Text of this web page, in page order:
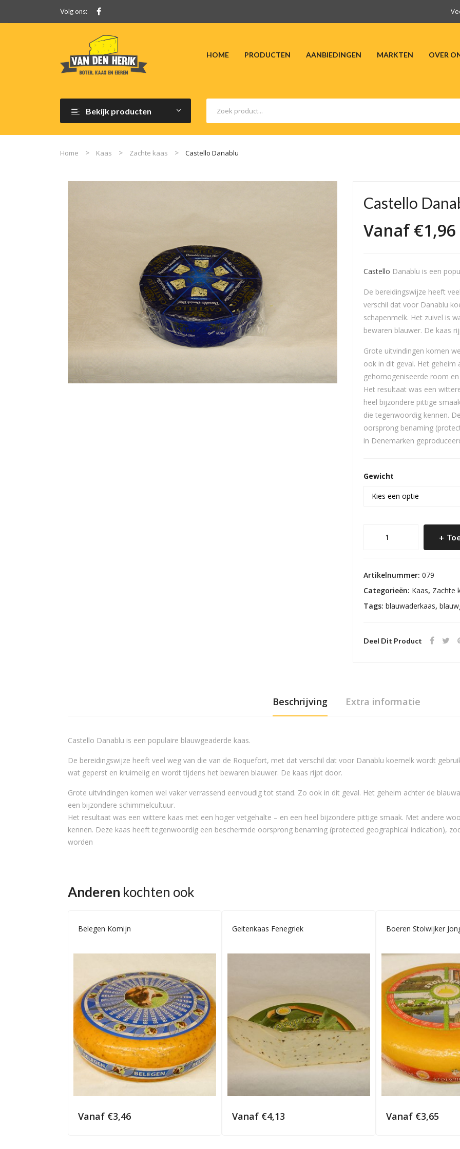
Volg ons:
HOME PRODUCTEN AANBIEDINGEN MARKTEN OVER
Bekijk producten
Home Kaas Zachte kaas Castello Danablu
Castello
Vanaf€1,96
Castello Danablu is een
De bereidingswijze heeft
verschil dat voor Danablu
schapenmelk. Het zuivel is
bewaren blauwer. De kaas
Grote uitvindingen komen
ook in dit geval. Het geheim
gehomogeniseerde room
Het resultaat was een
heel bijzondere pittige
die tegenwoordig kennen.
oorsprong benaming
in Denemarken
Gewicht
Artikelnummer: 079
Categorieën: Kaas, Zachte
Tags: blauwaderkaas,
Deel Dit Product
Beschrijving Extra informatie
Castello Danablu is een populaire blauwgeaderde kaas.
De bereidingswijze heeft veel weg van die van de Roquefort, met dat verschil dat voor Danablu koemelk wordt
wat geperst en kruimelig en wordt tijdens het bewaren blauwer. De kaas rijpt door.
Grote uitvindingen komen wel vaker verrassend eenvoudig tot stand. Zo ook in dit geval. Het geheim achter de
een bijzondere schimmelcultuur.
Het resultaat was een wittere kaas met een hoger vetgehalte – en een heel bijzondere pittige smaak. Met andere
kennen. Deze kaas heeft tegenwoordig een beschermde oorsprong benaming (protected geographical indication),
worden
Anderen kochten ook
Belegen Komijn
Vanaf €3,46
Geitenkaas Fenegriek
Vanaf €4,13
Boeren Stolwijker
Vanaf €3,65